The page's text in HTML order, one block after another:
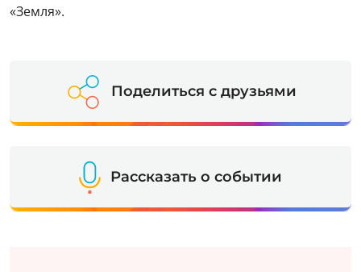
«Земля».
Поделиться с друзьями
Рассказать о событии